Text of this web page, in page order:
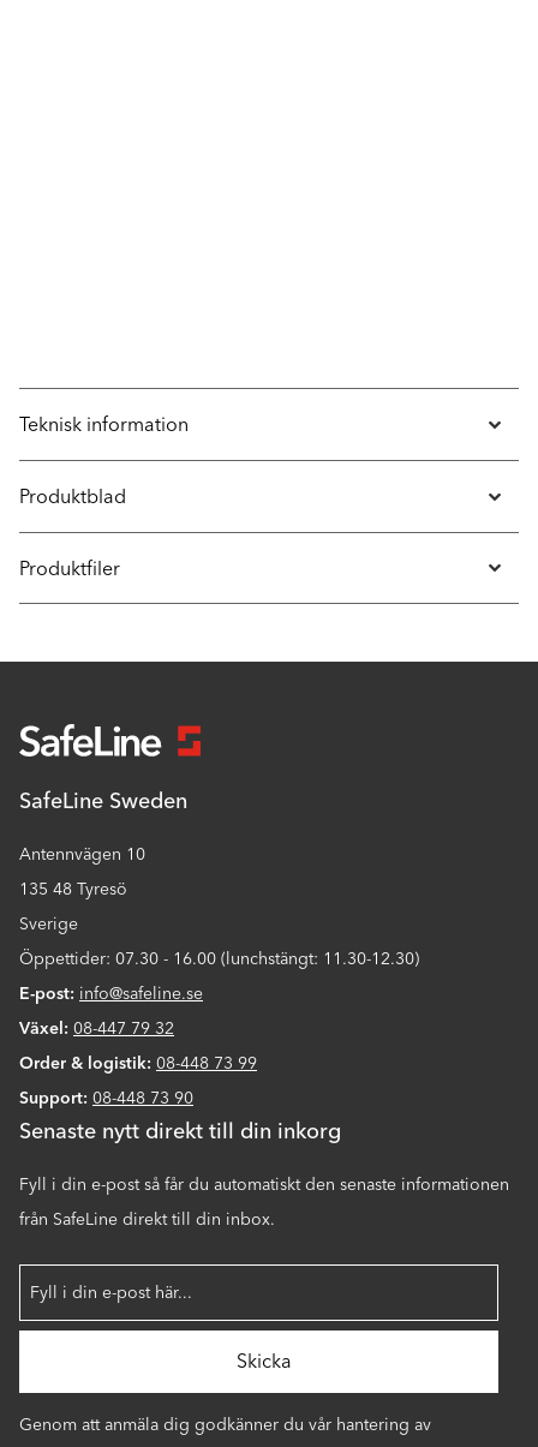
Teknisk information
Produktblad
Produktfiler
SafeLine Sweden
Antennvägen 10
135 48 Tyresö
Sverige
Öppettider: 07.30 - 16.00 (lunchstängt: 11.30-12.30)
E-post: info@safeline.se
Växel: 08-447 79 32
Order & logistik: 08-448 73 99
Support: 08-448 73 90
Senaste nytt direkt till din inkorg
Fyll i din e-post så får du automatiskt den senaste informationen
från SafeLine direkt till din inbox.
Genom att anmäla dig godkänner du vår hantering av